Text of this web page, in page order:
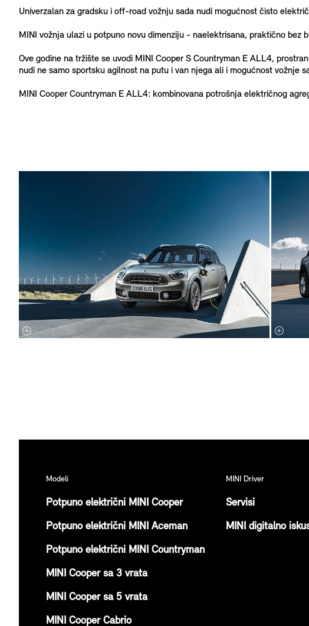
Univerzalan za gradsku i off-road vožnju sada nudi mogućnost čisto
MINI vožnja ulazi u potpuno novu dimenziju - naelektrisana, praktično bez
Ove godine na tržište se uvodi MINI Cooper S Countryman E ALL4,
nudi ne samo sportsku agilnost na putu i ​​van njega ali i mogućnost vožnje
MINI Cooper Countryman E ALL4: kombinovana potrošnja električnog
Modeli
Potpuno električni MINI Cooper
Potpuno električni MINI Aceman
Potpuno električni MINI Countryman
MINI Cooper sa 3 vrata
MINI Cooper sa 5 vrata
MINI Cooper Cabrio
MINI Driver
Servisi
MINI digitalno